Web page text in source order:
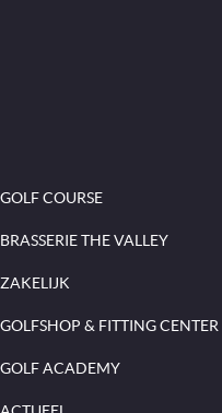
GOLF COURSE
BRASSERIE THE VALLEY
ZAKELIJK
GOLFSHOP & FITTING CENTER
GOLF ACADEMY